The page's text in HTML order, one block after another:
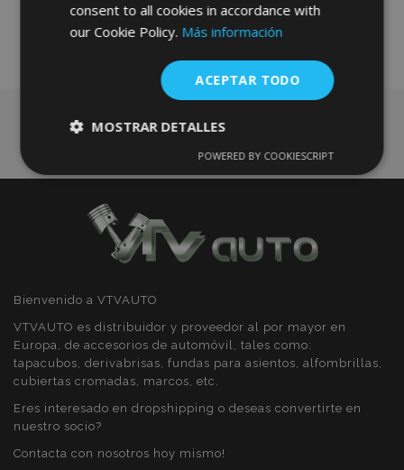
Lista
Deseos
Bienvenido a VTVAUTO
VTVAUTO es distribuidor y proveedor al por mayor en
Europa, de accesorios de automóvil, tales como:
tapacubos, derivabrisas, fundas para asientos, alfombrillas,
cubiertas cromadas, marcos, etc.
Eres interesado en dropshipping o deseas convertirte en
nuestro socio?
Contacta con nosotros hoy mismo!
consent to all cookies in accordance with
our Cookie Policy. Más información
ACEPTAR TODO
MOSTRAR DETALLES
estrictamente
Cookies de
rendimiento
Cookies de
Cookies de
Cookies estrictamente necesarias
Cookies de preferencias
POWERED BY COOKIESCRIPT